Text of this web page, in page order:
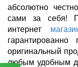
абсолютно
сами за себя!
интернет
гарантированно
оригинальный
любым удобным